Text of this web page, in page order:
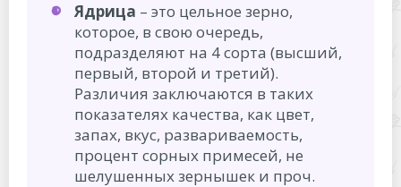
Ядрица – это цельное зерно,
которое, в свою очередь,
подразделяют на 4 сорта (высший,
первый, второй и третий).
Различия заключаются в таких
показателях качества, как цвет,
запах, вкус, развариваемость,
процент сорных примесей, не
шелушенных зернышек и проч.